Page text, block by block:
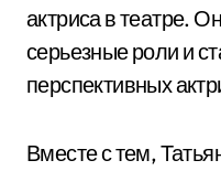
актриса в театре.
серьезные роли и
перспективных
Вместе с тем,